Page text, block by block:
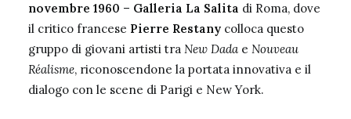
novembre 1960 – Galleria La Salita di Roma, dove
il critico francese Pierre Restany colloca questo
gruppo di giovani artisti tra New Dada e Nouveau
Réalisme, riconoscendone la portata innovativa e il
dialogo con le scene di Parigi e New York.